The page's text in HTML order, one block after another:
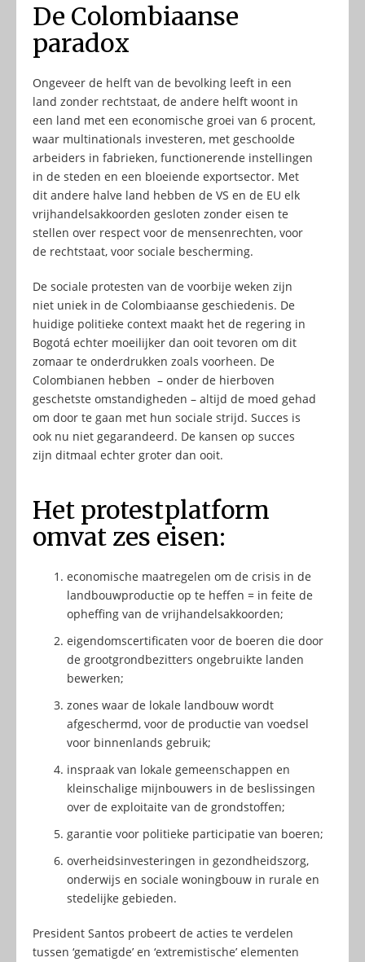
De Colombiaanse
paradox
Ongeveer de helft van de bevolking leeft in een
land zonder rechtstaat, de andere helft woont in
een land met een economische groei van 6 procent,
waar multinationals investeren, met geschoolde
arbeiders in fabrieken, functionerende instellingen
in de steden en een bloeiende exportsector. Met
dit andere halve land hebben de VS en de EU elk
vrijhandelsakkoorden gesloten zonder eisen te
stellen over respect voor de mensenrechten, voor
de rechtstaat, voor sociale bescherming.
De sociale protesten van de voorbije weken zijn
niet uniek in de Colombiaanse geschiedenis. De
huidige politieke context maakt het de regering in
Bogotá echter moeilijker dan ooit tevoren om dit
zomaar te onderdrukken zoals voorheen. De
Colombianen hebben – onder de hierboven
geschetste omstandigheden – altijd de moed gehad
om door te gaan met hun sociale strijd. Succes is
ook nu niet gegarandeerd. De kansen op succes
zijn ditmaal echter groter dan ooit.
Het protestplatform
omvat zes eisen:
economische maatregelen om de crisis in de
landbouwproductie op te heffen = in feite de
opheffing van de vrijhandelsakkoorden;
eigendomscertificaten voor de boeren die door
de grootgrondbezitters ongebruikte landen
bewerken;
zones waar de lokale landbouw wordt
afgeschermd, voor de productie van voedsel
voor binnenlands gebruik;
inspraak van lokale gemeenschappen en
kleinschalige mijnbouwers in de beslissingen
over de exploitaite van de grondstoffen;
garantie voor politieke participatie van boeren;
overheidsinvesteringen in gezondheidszorg,
onderwijs en sociale woningbouw in rurale en
stedelijke gebieden.
President Santos probeert de acties te verdelen
tussen ‘gematigde’ en ‘extremistische’ elementen